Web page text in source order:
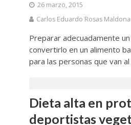
26 marzo, 2015
Carlos Eduardo Rosas
Preparar adecuadamente
convertirlo en un alimento
para las personas que van al
Dieta alta en
deportistas